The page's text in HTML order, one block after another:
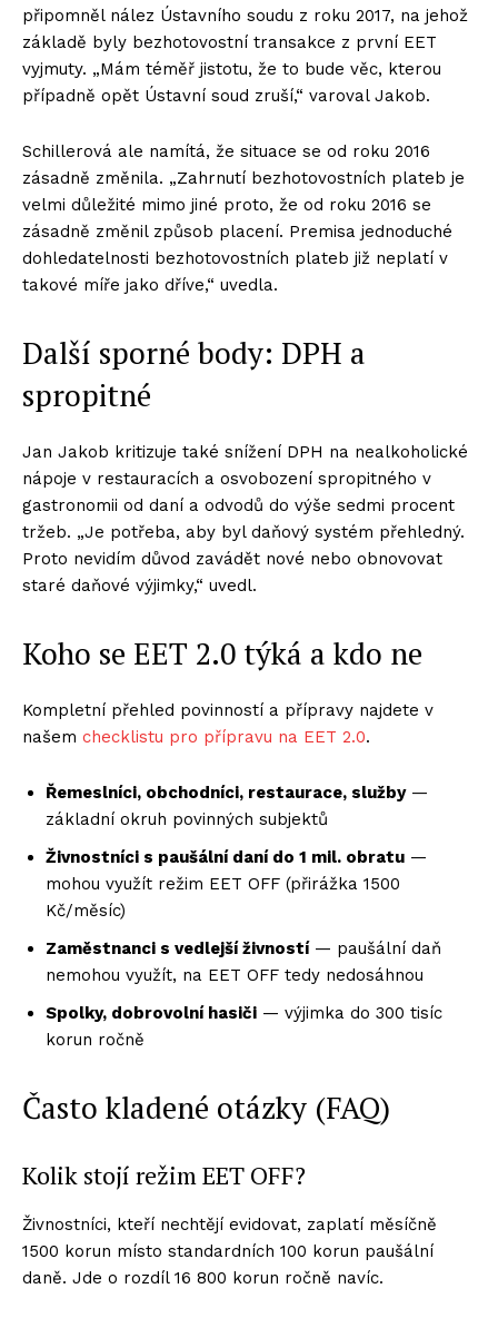
připomněl nález Ústavního soudu z roku 2017, na jehož
základě byly bezhotovostní transakce z první EET
vyjmuty. „Mám téměř jistotu, že to bude věc, kterou
případně opět Ústavní soud zruší,“ varoval Jakob.
Schillerová ale namítá, že situace se od roku 2016
zásadně změnila. „Zahrnutí bezhotovostních plateb je
velmi důležité mimo jiné proto, že od roku 2016 se
zásadně změnil způsob placení. Premisa jednoduché
dohledatelnosti bezhotovostních plateb již neplatí v
takové míře jako dříve,“ uvedla.
Další sporné body: DPH a
spropitné
Jan Jakob kritizuje také snížení DPH na nealkoholické
nápoje v restauracích a osvobození spropitného v
gastronomii od daní a odvodů do výše sedmi procent
tržeb. „Je potřeba, aby byl daňový systém přehledný.
Proto nevidím důvod zavádět nové nebo obnovovat
staré daňové výjimky,“ uvedl.
Koho se EET 2.0 týká a kdo ne
Kompletní přehled povinností a přípravy najdete v
našem checklistu pro přípravu na EET 2.0.
Řemeslníci, obchodníci, restaurace, služby—
základní okruh povinných subjektů
Živnostníci s paušální daní do 1 mil. obratu —
mohou využít režim EET OFF (přirážka 1500
Kč/měsíc)
Zaměstnanci s vedlejší živností— paušální daň
nemohou využít, na EET OFF tedy nedosáhnou
Spolky, dobrovolní hasiči — výjimka do 300 tisíc
korun ročně
Často kladené otázky (FAQ)
Kolik stojí režim EET OFF?
Živnostníci, kteří nechtějí evidovat, zaplatí měsíčně
1500 korun místo standardních 100 korun paušální
daně. Jde o rozdíl 16 800 korun ročně navíc.